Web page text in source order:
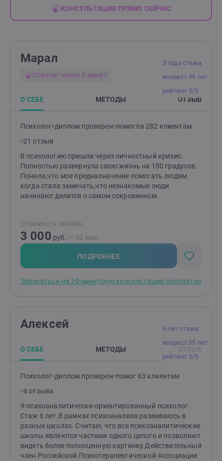
КОНСУЛЬТАЦИЯ ПРЯМО СЕЙЧАС
3 года стажа
возраст 49 лет
рейтинг 5/5
Марал
Ответит через 5 минут
О СЕБЕ МЕТОДЫ ОТЗЫВ
Психолог диплом проверен помогла 282 клиентам
21 отзыв
В психологию пришла через личностный кризис.
Полностью развернула свою жизнь на 180 градусов.
Поняла,что мое предназначение помогать людям.
когда стала замечать,что незнакомые люди
начинают делится о самом сокровенном.
Стоимость онлайн
3 000 руб. /≈ 50 мин.
ПОДРОБНЕЕ
Записаться на 20-минутную консультацию бесплатно
9 лет стажа
возраст 35 лет
рейтинг 5/5
Алексей
О СЕБЕ МЕТОДЫ
Психолог диплом проверен помог 63 клиентам
4 отзыва
Я психоаналитически-ориентированный психолог.
Стаж 6 лет.В рамках психоанализа развиваюсь в
разных школах. Считаю, что все психоаналитические
школы являются частями одного целого и позволяют
видеть более полноценную картинку.Действительный
член Российской Психотерапевтической Ассоциации